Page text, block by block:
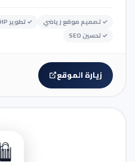
✓تصميم موقع رياضي ✓تطوير PHP
✓تحسين SEO
زيارة الموقع